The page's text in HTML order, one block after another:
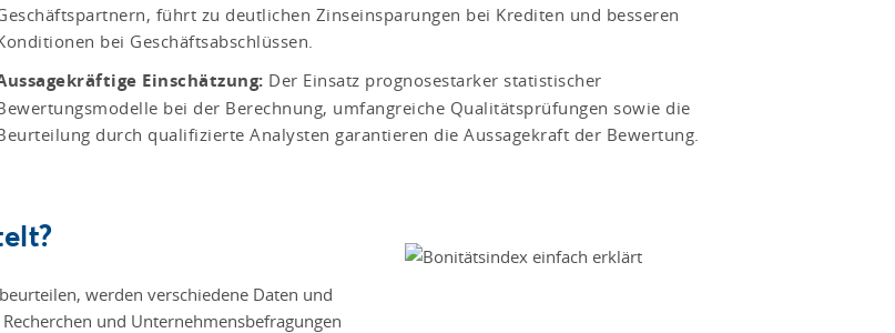
führt zu deutlichen Zinseinsparungen bei Krediten und besseren
bei Geschäftsabschlüssen.
Einschätzung: Der Einsatz prognosestarker statistischer
bei der Berechnung, umfangreiche Qualitätsprüfungen sowie die
durch qualifizierte Analysten garantieren die Aussagekraft der Bewertung.
werden verschiedene Daten und
und Unternehmensbefragungen